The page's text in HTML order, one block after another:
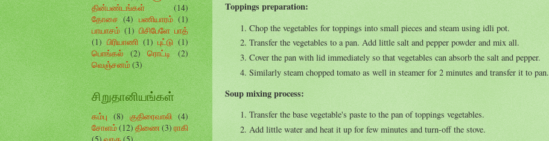
Toppings preparation:
Chop the vegetables for toppings into small pieces and steam using idli pot.
Transfer the vegetables to a pan. Add little salt and pepper powder and mix all.
Cover the pan with lid immediately so that vegetables can absorb the salt and pepper.
Similarly steam chopped tomato as well in steamer for 2 minutes and transfer it to pan.
Soup mixing process:
Transfer the base vegetable's paste to the pan of toppings vegetables.
Add little water and heat it up for few minutes and turn-off the stove.
தின்பண்டங்கள்
(14)
தோசை (4) பணியாரம் (1)
பாயாசம் (1) பிசிபேளே பாத்
(1) பிரியாணி (1) புட்டு (1)
பொங்கல்
(2) ரொட்டி
(2)
வெஞ்சனம்(3)
சிறுதானியங்கள்
கம்பு (8) குதிரைவாலி (4)
சோளம்(12)திணை(3) ராகி